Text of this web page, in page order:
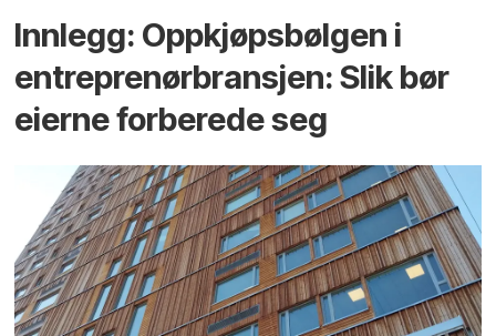
Innlegg: Oppkjøps­bølgen i
entreprenør­bransjen: Slik bør
eierne forberede seg